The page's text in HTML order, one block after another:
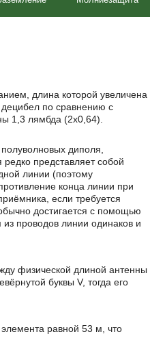
длина которой увеличена
по сравнению с
1,3 лямбда (2х0,64).
диполя,
представляет собой
линии (поэтому
конца линии при
если требуется
достигается с помощью
проводов линии одинаков и
физической длиной антенны
буквы V, тогда его
равной 53 м, что